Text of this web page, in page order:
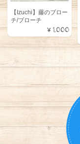
【Izuchi】藤のブロー
チ/ブローチ
¥1,000